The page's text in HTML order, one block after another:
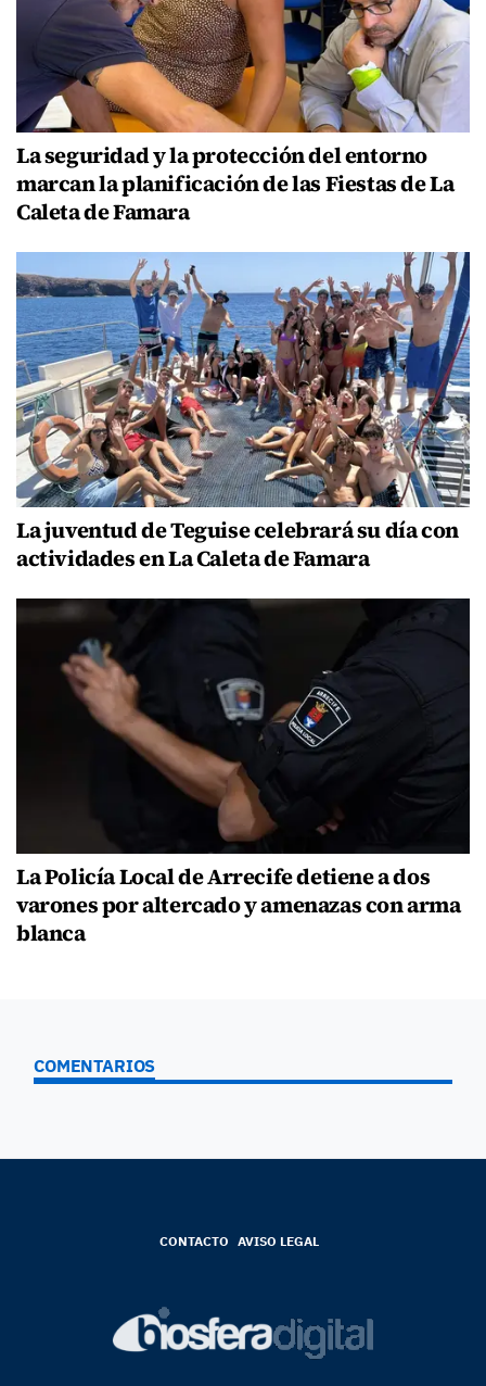
La seguridad y la protección del entorno
marcan la planificación de las Fiestas de La
Caleta de Famara
La juventud de Teguise celebrará su día con
actividades en La Caleta de Famara
La Policía Local de Arrecife detiene a dos
varones por altercado y amenazas con arma
blanca
COMENTARIOS
CONTACTO AVISO LEGAL